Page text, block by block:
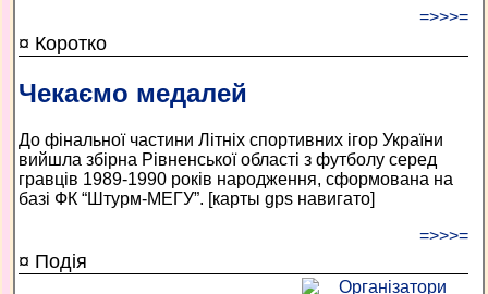
=>>>=
¤ Коротко
Чекаємо медалей
До фінальної частини Літніх спортивних ігор України
вийшла збірна Рівненської області з футболу серед
гравців 1989-1990 років народження, сформована на
базі ФК “Штурм-МЕГУ”. [карты gps навигато]
=>>>=
¤ Подія